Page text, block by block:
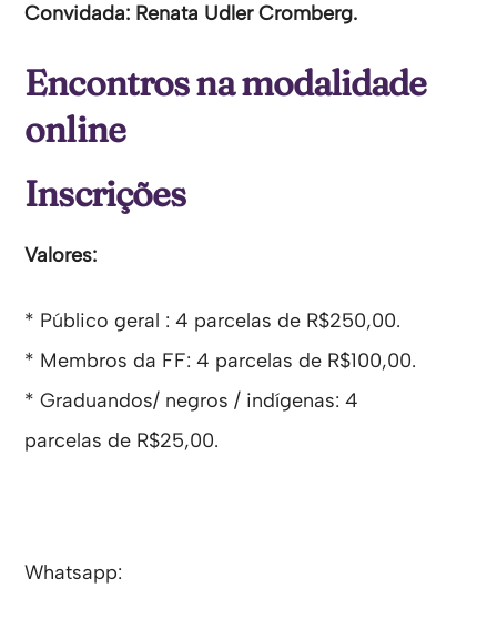
Convidada: Renata Udler Cromberg.
Encontros na modalidade
online
Inscrições
Valores:
* Público geral : 4 parcelas de R$250,00.
* Membros da FF: 4 parcelas de R$100,00.
* Graduandos/ negros / indígenas: 4
parcelas de R$25,00.
Whatsapp: